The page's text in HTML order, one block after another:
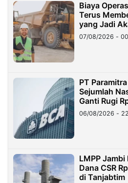
Biaya
Terus
yang Jadi
07/08/2026 -
PT
Sejumlah
Ganti Rugi
06/08/2026 -
LMPP
Dana CSR
di Tanjabtim